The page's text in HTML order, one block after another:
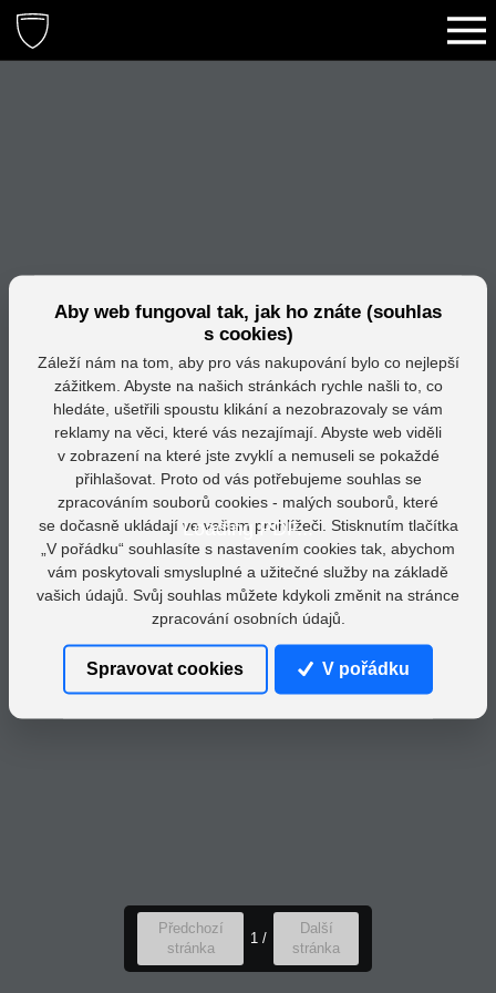
Loading PDF...
Předchozí
stránka
1 /
Další
stránka
Aby web fungoval tak, jak ho znáte (souhlas
s cookies)
Záleží nám na tom, aby pro vás nakupování bylo co nejlepší
zážitkem. Abyste na našich stránkách rychle našli to, co
hledáte, ušetřili spoustu klikání a nezobrazovaly se vám
reklamy na věci, které vás nezajímají. Abyste web viděli
v zobrazení na které jste zvyklí a nemuseli se pokaždé
přihlašovat. Proto od vás potřebujeme souhlas se
zpracováním souborů cookies - malých souborů, které
se dočasně ukládají ve vašem prohlížeči. Stisknutím tlačítka
„V pořádku“ souhlasíte s nastavením cookies tak, abychom
vám poskytovali smysluplné a užitečné služby na základě
vašich údajů. Svůj souhlas můžete kdykoli změnit na stránce
zpracování osobních údajů.
Spravovat cookies V pořádku